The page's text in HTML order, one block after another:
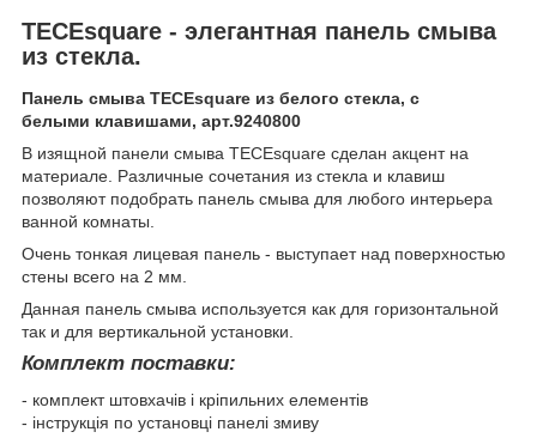
TECEsquare - элегантная панель смыва
из стекла.
Панель смыва TECEsquare из белого стекла, с
белыми клавишами, арт.9240800
В изящной панели смыва TECEsquare сделан акцент на
материале. Различные сочетания из стекла и клавиш
позволяют подобрать панель смыва для любого интерьера
ванной комнаты.
Очень тонкая лицевая панель - выступает над поверхностью
стены всего на 2 мм.
Данная панель смыва используется как для горизонтальной
так и для вертикальной установки.
Комплект поставки:
- комплект штовхачів і кріпильних елементів
- інструкція по установці панелі змиву